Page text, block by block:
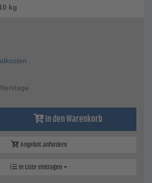
kg
In den Warenkorb
Angebot anfordern
In Liste eintragen